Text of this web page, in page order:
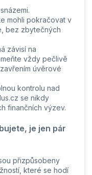
mohli pokračovat v
bez zbytečných
závisí na
vždy pečlivě
úvěrové
kontrolu nad
se nikdy
finančních výzev.
je jen pár
přizpůsobeny
které se hodí